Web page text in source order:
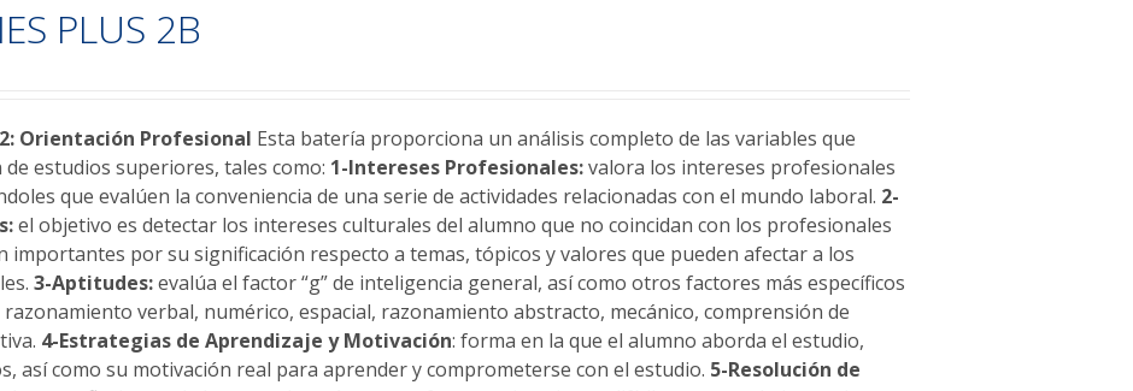
PLUS 2B
2: Orientación Profesional Esta batería proporciona un análisis completo de las variables que
de estudios superiores, tales como: 1-Intereses Profesionales:valora los intereses profesionales
que evalúen la conveniencia de una serie de actividades relacionadas con el mundo laboral. 2-
el objetivo es detectar los intereses culturales del alumno que no coincidan con los profesionales
importantes por su significación respecto a temas, tópicos y valores que pueden afectar a los
3-Aptitudes:evalúa el factor “g” de inteligencia general, así como otros factores más específicos
razonamiento verbal, numérico, espacial, razonamiento abstracto, mecánico, comprensión de
4-Estrategias de Aprendizaje y Motivación: forma en la que el alumno aborda el estudio,
así como su motivación real para aprender y comprometerse con el estudio. 5-Resolución de